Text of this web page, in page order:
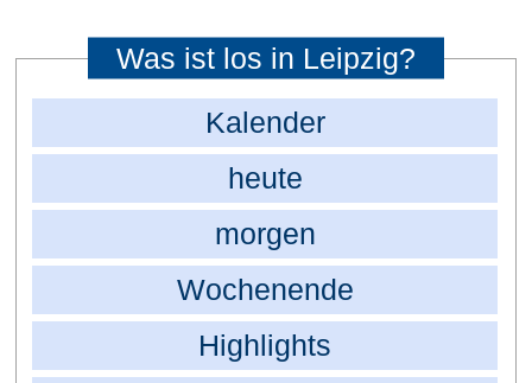
Was ist los in Leipzig?
Kalender
heute
morgen
Wochenende
Highlights